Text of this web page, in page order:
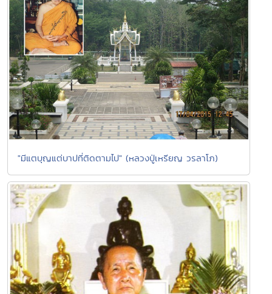
"มีแตบุญแต่บาปที่ติดตามไป" (หลวงปู่เหรียญ วรลาโภ)